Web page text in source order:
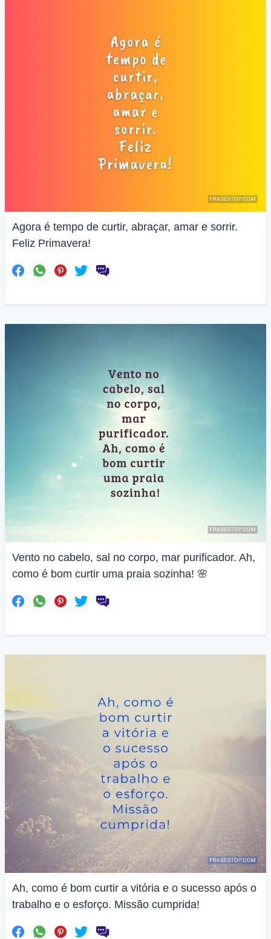
Agora é tempo de curtir, abraçar, amar e sorrir.
Feliz Primavera!
Vento no cabelo, sal no corpo, mar purificador. Ah,
como é bom curtir uma praia sozinha! 🌸
Ah, como é bom curtir a vitória e o sucesso após o
trabalho e o esforço. Missão cumprida!